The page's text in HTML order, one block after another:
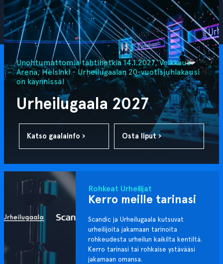
Unohtumattomia tähtihetkiä 14.1.2027, Veikkaus
Arena, Helsinki - Urheilugaalan 20-vuotisjuhlakausi
on käynnissä!
Urheilugaala 2027
Katso gaalainfo › Osta liput ›
Rohkeat Urheilijat
Kerro meille tarinasi
Scandic ja Urheilugaala kutsuvat
urheilijoita jakamaan tarinoita
rohkeudesta urheilun kaikilta kentiltä.
Kerro tarinasi tai rohkaise ystävääsi
jakamaan omansa.